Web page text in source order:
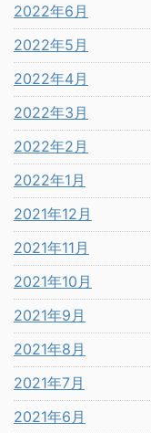
2022年6月
2022年5月
2022年4月
2022年3月
2022年2月
2022年1月
2021年12月
2021年11月
2021年10月
2021年9月
2021年8月
2021年7月
2021年6月